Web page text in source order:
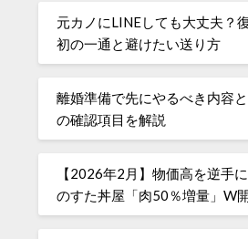
元カノにLINEしても大丈夫？
初の一通と避けたい送り方
離婚準備で先にやるべき内容
の確認項目を解説
【2026年2月】物価高を逆手
のすた丼屋「肉50％増量」W